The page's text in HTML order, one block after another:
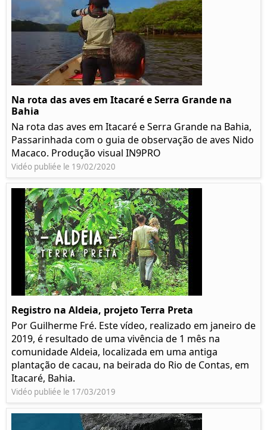
Na rota das aves em Itacaré e Serra Grande na
Bahia
Na rota das aves em Itacaré e Serra Grande na Bahia,
Passarinhada com o guia de observação de aves Nido
Macaco. Produção visual IN9PRO
Vidéo publiée le 19/02/2020
Registro na Aldeia, projeto Terra Preta
Por Guilherme Fré. Este vídeo, realizado em janeiro de
2019, é resultado de uma vivência de 1 mês na
comunidade Aldeia, localizada em uma antiga
plantação de cacau, na beirada do Rio de Contas, em
Itacaré, Bahia.
Vidéo publiée le 17/03/2019